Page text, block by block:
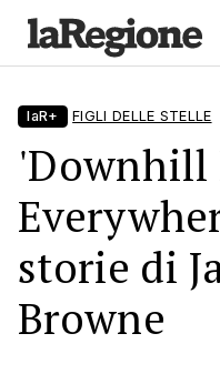
laR+ FIGLI DELLE STELLE
'Downhill
storie di
Browne